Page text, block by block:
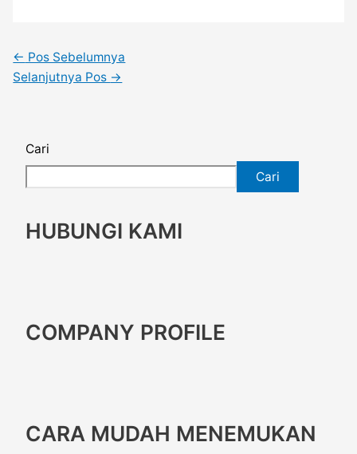
← Pos Sebelumnya
Selanjutnya Pos →
Cari
Cari
HUBUNGI KAMI
COMPANY PROFILE
CARA MUDAH MENEMUKAN